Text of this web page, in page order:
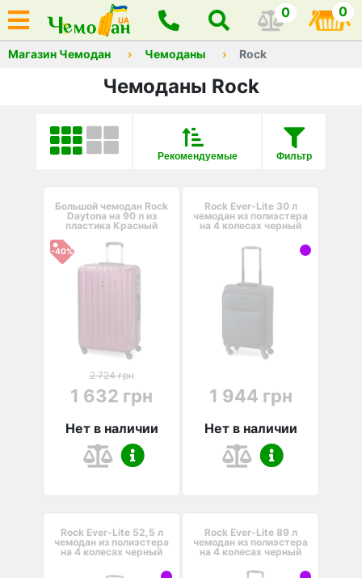
0 0
Магазин Чемодан Чемоданы Rock
Чемоданы Rock
Фильтр
Рекомендуемые
Большой чемодан Rock
Daytona на 90 л из
пластика Красный
-40%
2 724 грн
1 632 грн
Нет в наличии
Rock Ever-Lite 30 л
чемодан из полиэстера
на 4 колесах черный
1 944 грн
Нет в наличии
Rock Ever-Lite 52,5 л
чемодан из полиэстера
на 4 колесах черный
Rock Ever-Lite 89 л
чемодан из полиэстера
на 4 колесах черный